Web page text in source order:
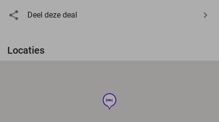
Deel deze deal
Locaties
hotel